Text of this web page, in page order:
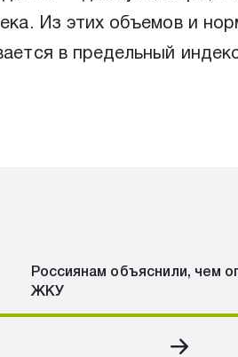
Из этих объемов и
в предельный
Россиянам объяснили, чем
ЖКУ